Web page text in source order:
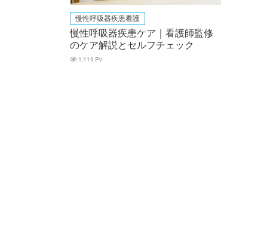
慢性呼吸器疾患看護
慢性呼吸器疾患ケア｜看護師監修
のケア解説とセルフチェック
1,119 PV